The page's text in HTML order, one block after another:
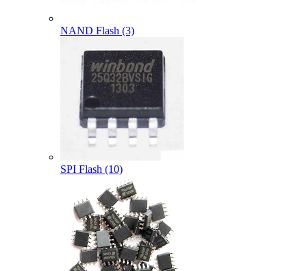
NAND Flash (3)
SPI Flash (10)